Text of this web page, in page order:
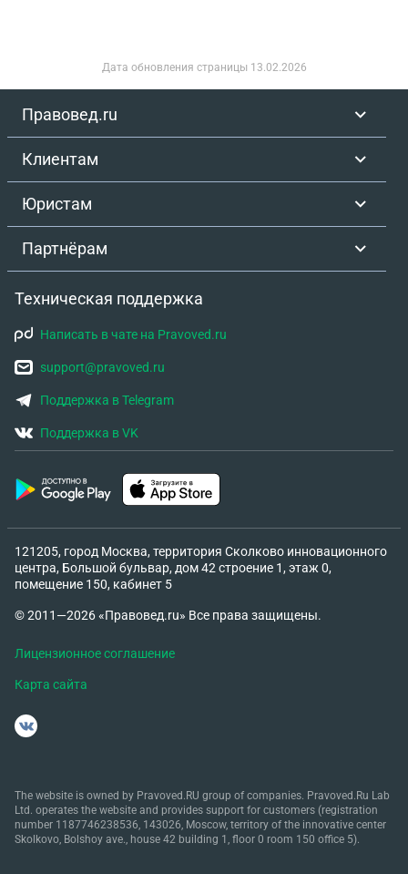
Дата обновления страницы 13.02.2026
Правовед.ru
Клиентам
Юристам
Партнёрам
Техническая поддержка
Написать в чате на Pravoved.ru
support@pravoved.ru
Поддержка в Telegram
Поддержка в VK
121205, город Москва, территория Сколково инновационного
центра, Большой бульвар, дом 42 строение 1, этаж 0,
помещение 150, кабинет 5
© 2011—2026 «Правовед.ru» Все права защищены.
Лицензионное соглашение
Карта сайта
The website is owned by Pravoved.RU group of companies. Pravoved.Ru Lab
Ltd. operates the website and provides support for customers (registration
number 1187746238536, 143026, Moscow, territory of the innovative center
Skolkovo, Bolshoy ave., house 42 building 1, floor 0 room 150 office 5).